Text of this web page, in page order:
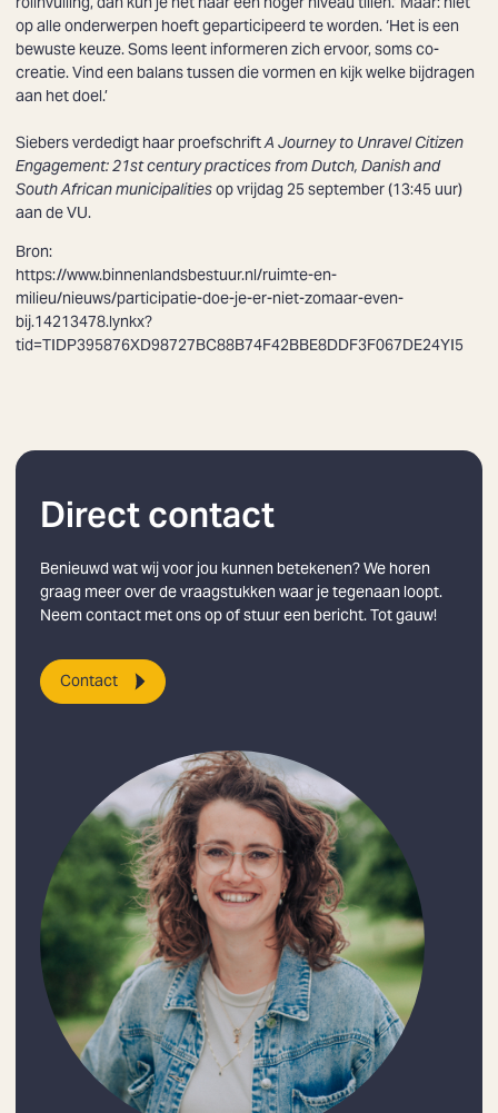
op alle onderwerpen hoeft geparticipeerd te worden. ‘Het is een
bewuste keuze. Soms leent informeren zich ervoor, soms co-
creatie. Vind een balans tussen die vormen en kijk welke bijdragen
aan het doel.’
Siebers verdedigt haar proefschriftA Journey to Unravel Citizen
Engagement: 21st century practices from Dutch, Danish and
South African municipalitiesop vrijdag 25 september (13:45 uur)
aan de VU.
Bron:
https://www.binnenlandsbestuur.nl/ruimte-en-
milieu/nieuws/participatie-doe-je-er-niet-zomaar-even-
bij.14213478.lynkx?
tid=TIDP395876XD98727BC88B74F42BBE8DDF3F067DE24YI5
Direct contact
Benieuwd wat wij voor jou kunnen betekenen? We horen
graag meer over de vraagstukken waar je tegenaan loopt.
Neem contact met ons op of stuur een bericht. Tot gauw!
Contact